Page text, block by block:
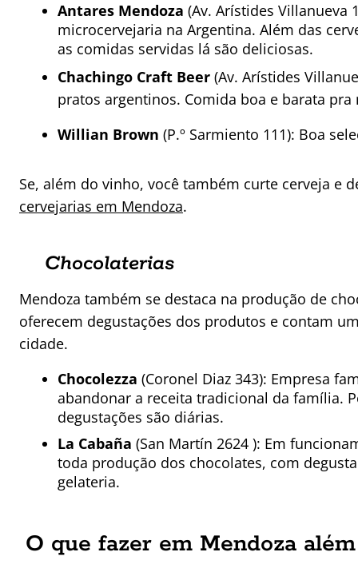
Antares Mendoza (Av. Arístides Villanueva
microcervejaria na Argentina. Além das
as comidas servidas lá são deliciosas.
Chachingo Craft Beer (Av. Arístides
pratos argentinos. Comida boa e barata
Willian Brown (P.º Sarmiento 111): Boa
Se, além do vinho, você também curte cerveja e
cervejarias em Mendoza.
Chocolaterias
Mendoza também se destaca na produção de
oferecem degustações dos produtos e contam
cidade.
Chocolezza (Coronel Diaz 343): Empresa
abandonar a receita tradicional da família.
degustações são diárias.
La Cabaña (San Martín 2624 ): Em
toda produção dos chocolates, com
gelateria.
O que fazer em Mendoza